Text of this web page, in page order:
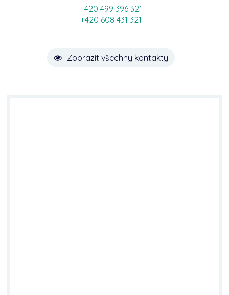
+420 499 396 321
+420 608 431 321
Zobrazit všechny kontakty